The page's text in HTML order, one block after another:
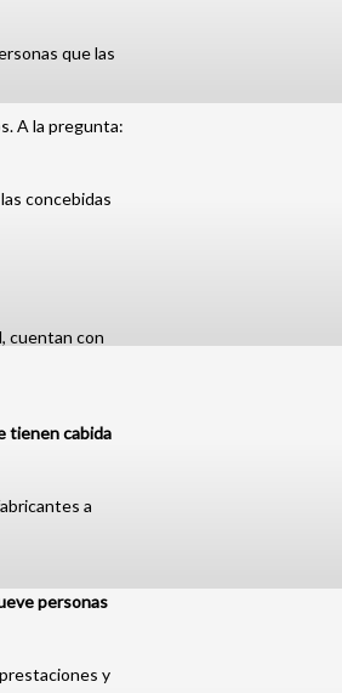
que las
A la pregunta:
concebidas
cuentan con
tienen cabida
a
personas
y